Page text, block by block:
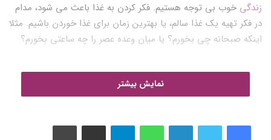
زندگی خوب بی توجه هستیم. فکر کردن به غذا باعث می شود، مدام
در فکر تهیه یک غذا سالم، یا بهترین زمان برای غذا خوردن باشیم. مثلا
اینکه صبحانه چی بخورم؟ یا میان وعده عصر را چه ساعتی بخورم؟
واقعا نیاز هست که دائما، حتی غذا های کم کالری بخوریم؟ اجباری
نمایش بیشتر
لینکدین واتس آپ تلگرام اشتراک گذاری از طریق ایمیل چاپ